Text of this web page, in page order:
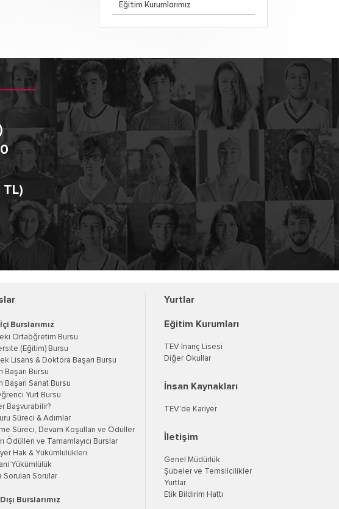
Eğitim Kurumlarımız
TL)
Burslarımız
Ortaöğretim Bursu
(Eğitim) Bursu
Lisans & Doktora Başarı Bursu
Başarı Bursu
Başarı Sanat Bursu
Yurt Bursu
Başvurabilir?
Süreci & Adımlar
Süreci, Devam Koşulları ve Ödüller
Ödülleri ve Tamamlayıcı Burslar
Hak & Yükümlülükleri
Yükümlülük
Sorulan Sorular
Burslarımız
Yurtlar
Eğitim Kurumları
TEV İnanç Lisesi
Diğer Okullar
İnsan Kaynakları
TEV’de Kariyer
İletişim
Genel Müdürlük
Şubeler ve Temsilcilikler
Yurtlar
Etik Bildirim Hattı